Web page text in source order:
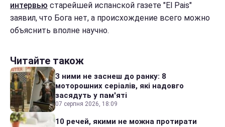
интервью старейшей испанской газете "El Pais"
заявил, что Бога нет, а происхождение всего можно
объяснить вполне научно.
Читайте також
З ними не заснеш до ранку: 8
моторошних серіалів, які надовго
засядуть у пам'яті
07 серпня 2026, 18:09
10 речей, якими не можна протирати